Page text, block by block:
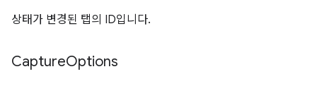
상태가 변경된 탭의 ID입니다.
CaptureOptions